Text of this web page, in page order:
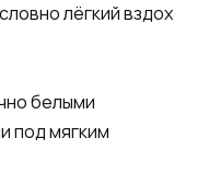
лёгкий вздох
белыми
под мягким